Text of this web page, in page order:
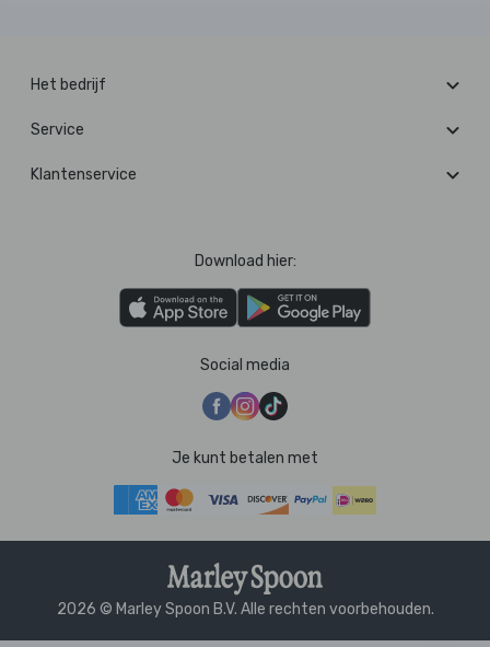
Het bedrijf
Service
Klantenservice
Download hier:
Social media
Je kunt betalen met
2026 © Marley Spoon B.V. Alle rechten voorbehouden.